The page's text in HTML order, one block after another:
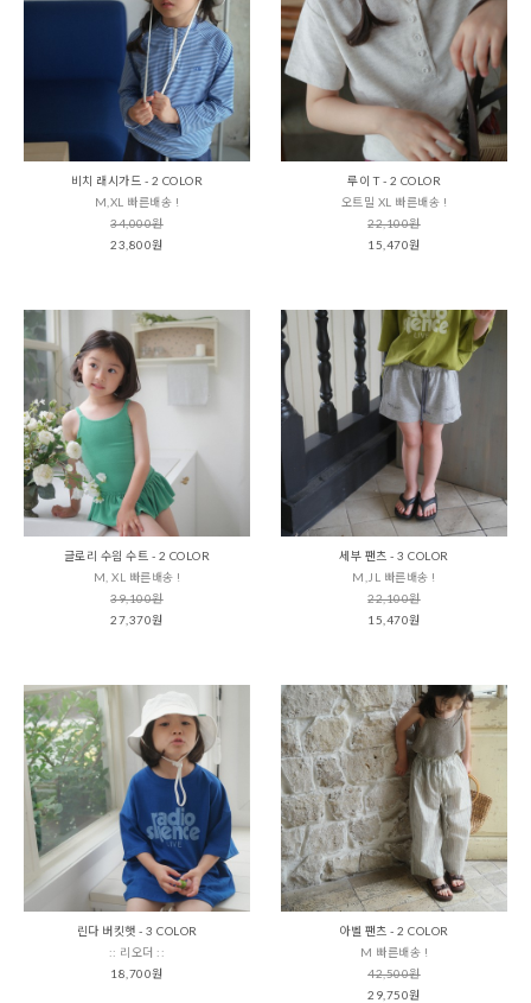
비치 래시가드 - 2 COLOR
M,XL 빠른배송 !
34,000원
23,800원
루이 T - 2 COLOR
오트밀 XL 빠른배송 !
22,100원
15,470원
글로리 수읨 수트 - 2 COLOR
M, XL 빠른배송 !
39,100원
27,370원
세부 팬츠 - 3 COLOR
M,JL 빠른배송 !
22,100원
15,470원
린다 버킷햇 - 3 COLOR
:: 리오더 ::
18,700원
아벨 팬츠 - 2 COLOR
M 빠른배송 !
42,500원
29,750원